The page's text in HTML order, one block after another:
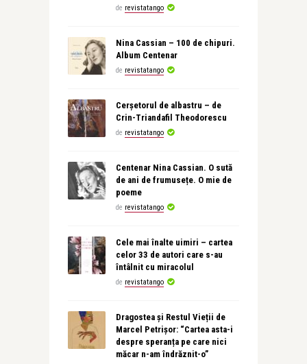
de revistatango
Nina Cassian – 100 de chipuri.
Album Centenar
de revistatango
Cerșetorul de albastru – de
Crin-Triandafil Theodorescu
de revistatango
Centenar Nina Cassian. O sută
de ani de frumusețe. O mie de
poeme
de revistatango
Cele mai înalte uimiri – cartea
celor 33 de autori care s-au
întâlnit cu miracolul
de revistatango
Dragostea și Restul Vieții de
Marcel Petrișor: “Cartea asta-i
despre speranța pe care nici
măcar n-am îndrăznit-o”